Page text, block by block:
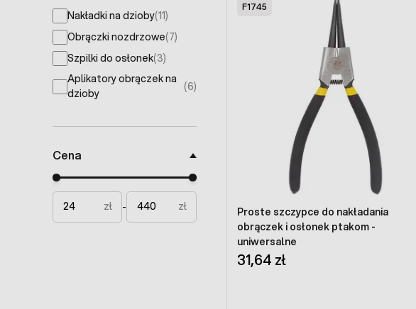
Nakładki na dzioby(11)
products available
Obrączki nozdrzowe(7)
products available
Szpilki do osłonek(3)
products available
Aplikatory obrączek na
dzioby
(6)
products available
Cena
Minimal price
Maximum price
zł
- zł
F1745
Proste szczypce do nakładania
obrączek i osłonek ptakom -
uniwersalne
31,64 zł